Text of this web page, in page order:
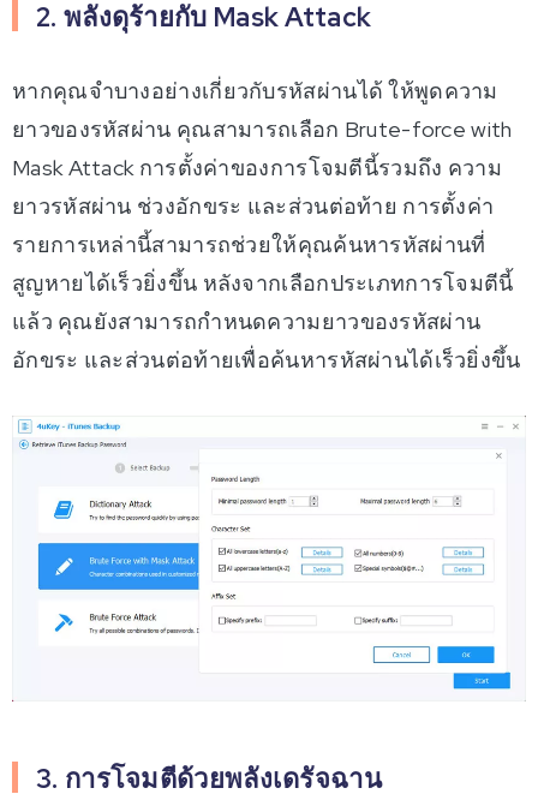
2. พลังดุร้ายกับ Mask Attack
หากคุณจำบางอย่างเกี่ยวกับรหัสผ่านได้ ให้พูดความ
ยาวของรหัสผ่าน คุณสามารถเลือก Brute-force with
Mask Attack การตั้งค่าของการโจมตีนี้รวมถึง ความ
ยาวรหัสผ่าน ช่วงอักขระ และส่วนต่อท้าย การตั้งค่า
รายการเหล่านี้สามารถช่วยให้คุณค้นหารหัสผ่านที่
สูญหายได้เร็วยิ่งขึ้น หลังจากเลือกประเภทการโจมตีนี้
แล้ว คุณยังสามารถกำหนดความยาวของรหัสผ่าน
อักขระ และส่วนต่อท้ายเพื่อค้นหารหัสผ่านได้เร็วยิ่งขึ้น
3. การโจมตีด้วยพลังเดรัจฉาน